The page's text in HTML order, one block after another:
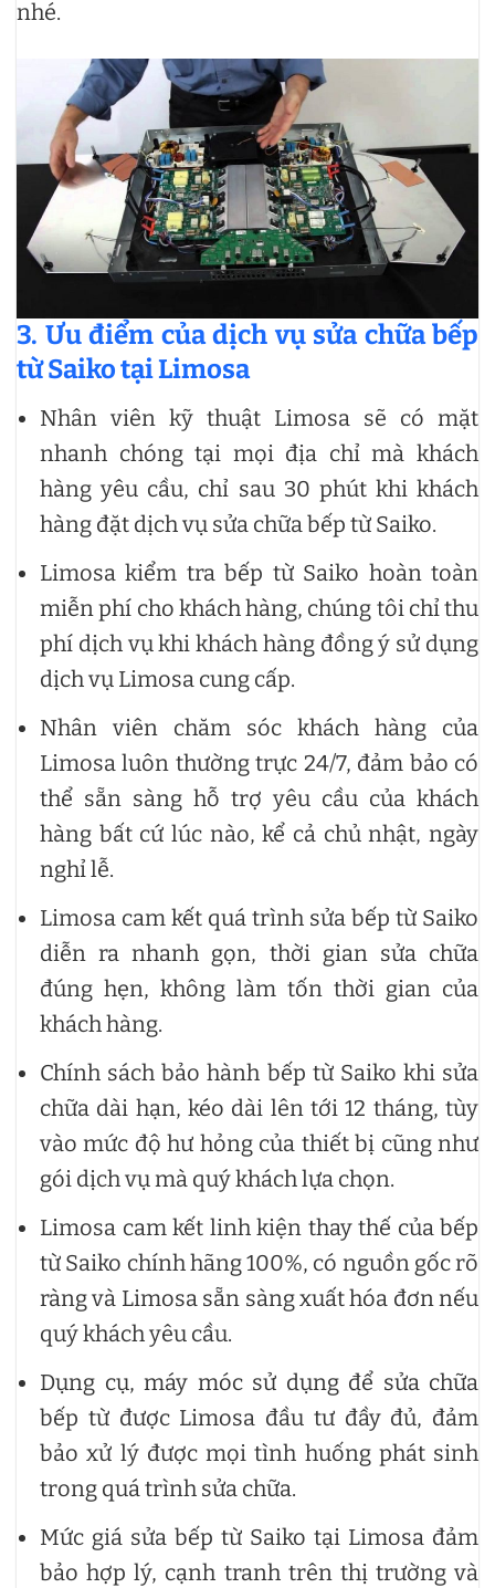
nhé.
3. Ưu điểm của dịch vụ sửa chữa bếp
từ Saiko tại Limosa
Nhân viên kỹ thuật Limosa sẽ có mặt
nhanh chóng tại mọi địa chỉ mà khách
hàng yêu cầu, chỉ sau 30 phút khi khách
hàng đặt dịch vụ sửa chữa bếp từ Saiko.
Limosa kiểm tra bếp từ Saiko hoàn toàn
miễn phí cho khách hàng, chúng tôi chỉ thu
phí dịch vụ khi khách hàng đồng ý sử dụng
dịch vụ Limosa cung cấp.
Nhân viên chăm sóc khách hàng của
Limosa luôn thường trực 24/7, đảm bảo có
thể sẵn sàng hỗ trợ yêu cầu của khách
hàng bất cứ lúc nào, kể cả chủ nhật, ngày
nghỉ lễ.
Limosa cam kết quá trình sửa bếp từ Saiko
diễn ra nhanh gọn, thời gian sửa chữa
đúng hẹn, không làm tốn thời gian của
khách hàng.
Chính sách bảo hành bếp từ Saiko khi sửa
chữa dài hạn, kéo dài lên tới 12 tháng, tùy
vào mức độ hư hỏng của thiết bị cũng như
gói dịch vụ mà quý khách lựa chọn.
Limosa cam kết linh kiện thay thế của bếp
từ Saiko chính hãng 100%, có nguồn gốc rõ
ràng và Limosa sẵn sàng xuất hóa đơn nếu
quý khách yêu cầu.
Dụng cụ, máy móc sử dụng để sửa chữa
bếp từ được Limosa đầu tư đầy đủ, đảm
bảo xử lý được mọi tình huống phát sinh
trong quá trình sửa chữa.
Mức giá sửa bếp từ Saiko tại Limosa đảm
bảo hợp lý, cạnh tranh trên thị trường và